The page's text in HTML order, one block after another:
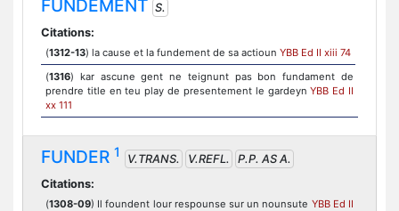
FUNDEMENT S.
Citations:
(1312-13) la cause et la fundement de sa actioun YBB Ed II xiii 74
(1316) kar ascune gent ne teignunt pas bon fundament de
prendre title en teu play de presentement le gardeynYBB Ed II
xx 111
FUNDER 1 V.TRANS. V.REFL.
P.P. AS A.
Citations:
(1308-09) Il foundent lour respounse sur un nounsute YBB Ed II